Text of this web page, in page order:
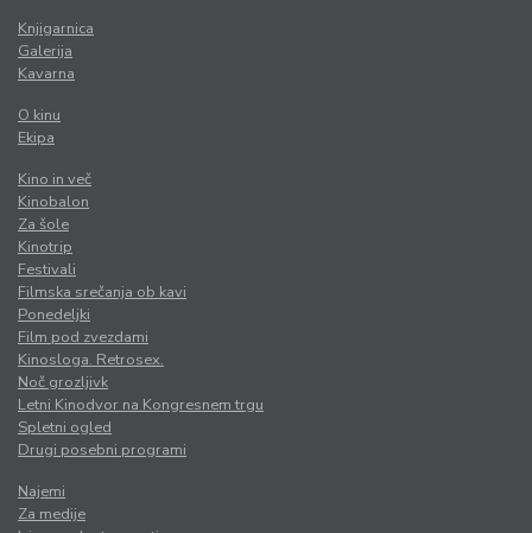
Knjigarnica
Galerija
Kavarna
O kinu
Ekipa
Kino in več
Kinobalon
Za šole
Kinotrip
Festivali
Filmska srečanja ob kavi
Ponedeljki
Film pod zvezdami
Kinosloga. Retrosex.
Noč grozljivk
Letni Kinodvor na Kongresnem trgu
Spletni ogled
Drugi posebni programi
Najemi
Za medije